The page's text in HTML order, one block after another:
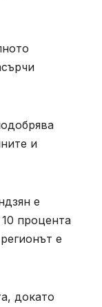
и
е
процента
е
докато